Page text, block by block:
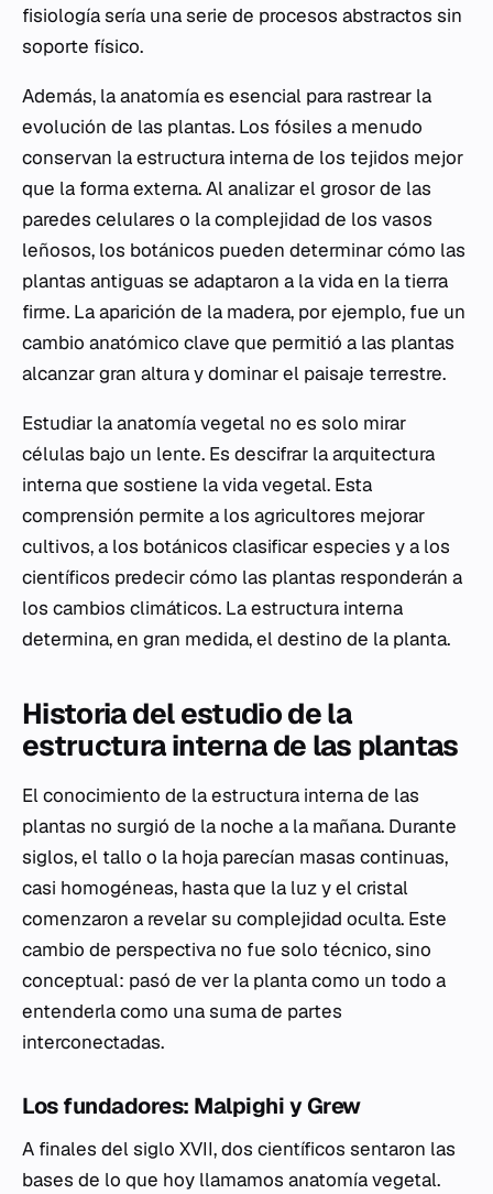
fisiología sería una serie de procesos abstractos sin
soporte físico.
Además, la anatomía es esencial para rastrear la
evolución de las plantas. Los fósiles a menudo
conservan la estructura interna de los tejidos mejor
que la forma externa. Al analizar el grosor de las
paredes celulares o la complejidad de los vasos
leñosos, los botánicos pueden determinar cómo las
plantas antiguas se adaptaron a la vida en la tierra
firme. La aparición de la madera, por ejemplo, fue un
cambio anatómico clave que permitió a las plantas
alcanzar gran altura y dominar el paisaje terrestre.
Estudiar la anatomía vegetal no es solo mirar
células bajo un lente. Es descifrar la arquitectura
interna que sostiene la vida vegetal. Esta
comprensión permite a los agricultores mejorar
cultivos, a los botánicos clasificar especies y a los
científicos predecir cómo las plantas responderán a
los cambios climáticos. La estructura interna
determina, en gran medida, el destino de la planta.
Historia del estudio de la
estructura interna de las plantas
El conocimiento de la estructura interna de las
plantas no surgió de la noche a la mañana. Durante
siglos, el tallo o la hoja parecían masas continuas,
casi homogéneas, hasta que la luz y el cristal
comenzaron a revelar su complejidad oculta. Este
cambio de perspectiva no fue solo técnico, sino
conceptual: pasó de ver la planta como un todo a
entenderla como una suma de partes
interconectadas.
Los fundadores: Malpighi y Grew
A finales del siglo XVII, dos científicos sentaron las
bases de lo que hoy llamamos anatomía vegetal.